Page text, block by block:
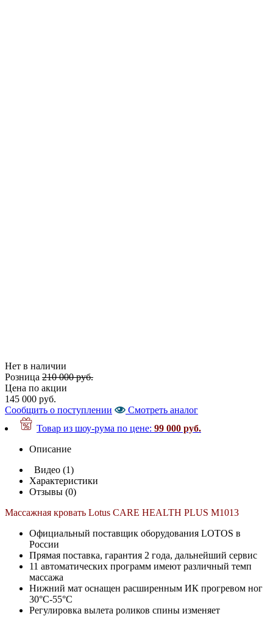
Нет в наличии
Розница 210 000 руб.
Цена по акции
145 000 руб.
Сообщить о поступлении
Cмотреть аналог
Товар из шоу-рума по цене: 99 000 руб.
Описание
Видео (1)
Характеристики
Отзывы (0)
Массажная кровать Lotus CARE HEALTH PLUS М1013
Официальный поставщик оборудования LOTOS в
России
Прямая поставка, гарантия 2 года, дальнейший сервис
11 автоматических программ имеют различный темп
массажа
Нижний мат оснащен расширенным ИК прогревом ног
30°С-55°С
Регулировка вылета роликов спины изменяет